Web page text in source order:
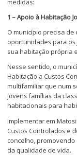
medidas:
1 – Apoio à Habitação
O município precisa
oportunidades para
sua habitação própria
Nesse sentido, o
Habitação a Custos
multifamiliar que num
jovens famílias da
habitacionais para
Implementar em
Custos Controlados e
concelho,
da qualidade de vida.